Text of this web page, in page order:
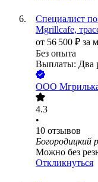
Специалист
Mgrillсаfе,
от 56 500 ₽ за
Без опыта
Выплаты: Два
ООО
4.3
•
10 отзывов
Богородицкий
Можно без
Откликнуться